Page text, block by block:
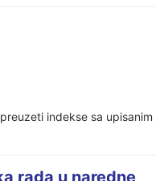
indekse sa upisanim
rada u naredne